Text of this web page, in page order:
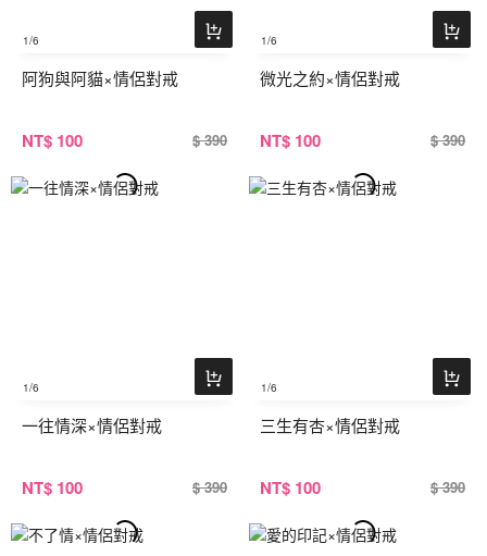
1/6
阿狗與阿貓×情侶對戒
NT$ 100 $ 390
1/6
微光之約×情侶對戒
NT$ 100 $ 390
1/6
一往情深×情侶對戒
NT$ 100 $ 390
1/6
三生有杏×情侶對戒
NT$ 100 $ 390